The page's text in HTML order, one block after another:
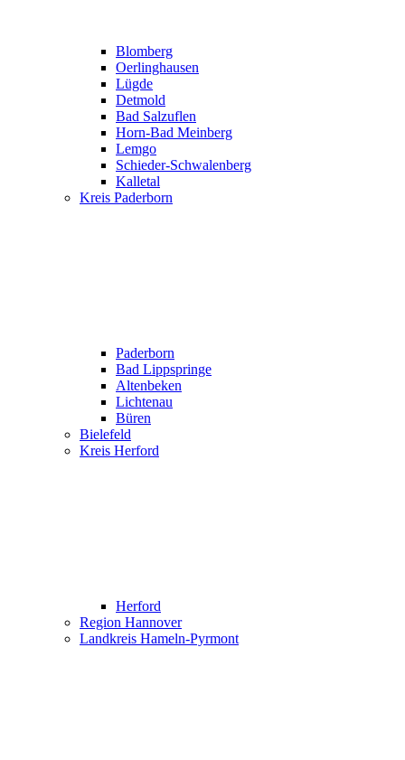
Blomberg
Oerlinghausen
Lügde
Detmold
Bad Salzuflen
Horn-Bad Meinberg
Lemgo
Schieder-Schwalenberg
Kalletal
Kreis Paderborn
Paderborn
Bad Lippspringe
Altenbeken
Lichtenau
Büren
Bielefeld
Kreis Herford
Herford
Region Hannover
Landkreis Hameln-Pyrmont